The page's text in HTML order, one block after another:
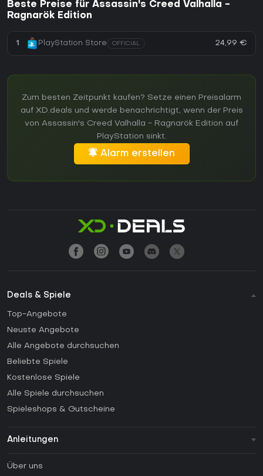
Beste Preise für Assassin's Creed Valhalla -
Ragnarök Edition
1 PlayStation Store OFFICIAL 24,99 €
Zum besten Zeitpunkt kaufen? Setze einen Preisalarm
auf XD.deals und werde benachrichtigt, wenn der Preis
von Assassin's Creed Valhalla - Ragnarök Edition auf
PlayStation sinkt.
Alarm erstellen
Deals & Spiele
Top-Angebote
Neuste Angebote
Alle Angebote durchsuchen
Beliebte Spiele
Kostenlose Spiele
Alle Spiele durchsuchen
Spieleshops & Gutscheine
Anleitungen
Über uns